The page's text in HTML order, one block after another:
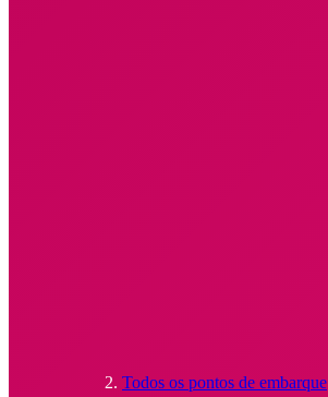
Todos os pontos de embarque